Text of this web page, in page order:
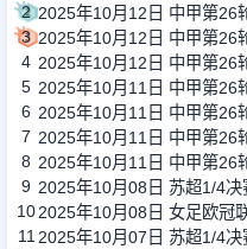
2 2025年10月12日 中甲第26
3 2025年10月12日 中甲第26
4 2025年10月12日 中甲第26
5 2025年10月11日 中甲第26
6 2025年10月11日 中甲第26
7 2025年10月11日 中甲第26
8 2025年10月11日 中甲第26
9 2025年10月08日 苏超1/4
10
11 2025年10月07日 苏超1/4